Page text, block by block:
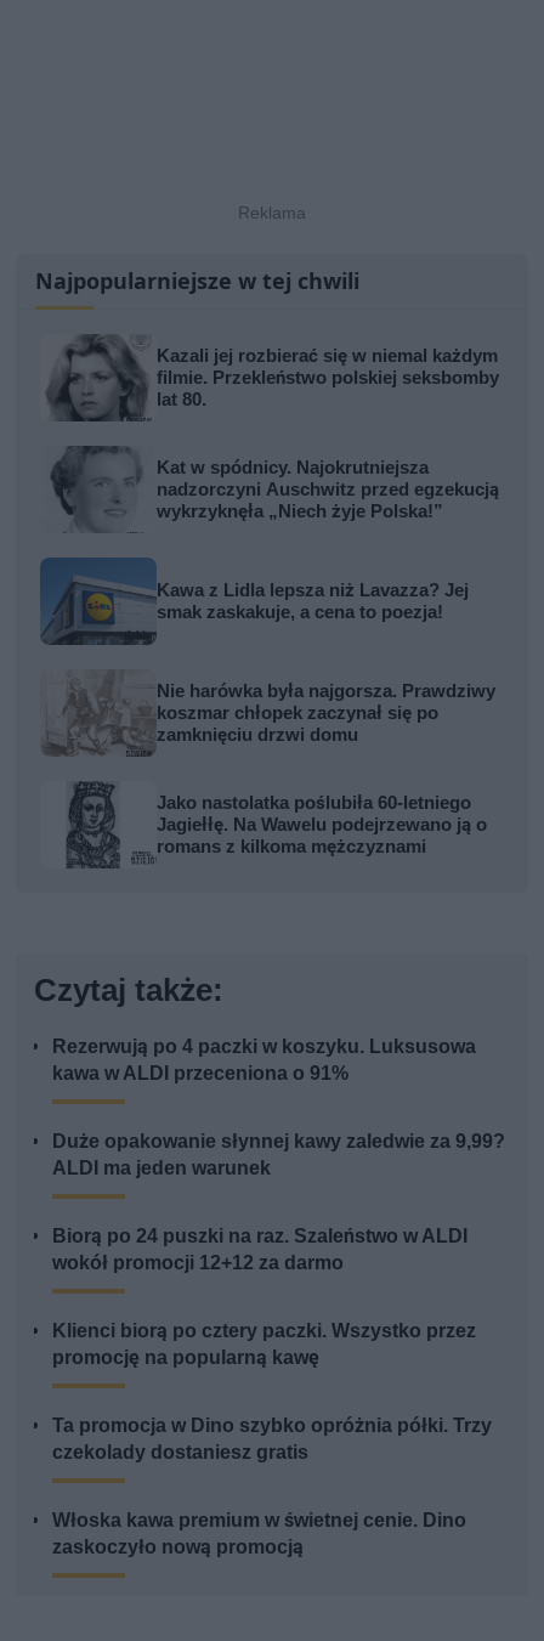
Najpopularniejsze w tej chwili
Kazali jej rozbierać się w niemal każdym
filmie. Przekleństwo polskiej seksbomby
lat 80.
Kat w spódnicy. Najokrutniejsza
nadzorczyni Auschwitz przed egzekucją
wykrzyknęła „Niech żyje Polska!”
Kawa z Lidla lepsza niż Lavazza? Jej
smak zaskakuje, a cena to poezja!
Nie harówka była najgorsza. Prawdziwy
koszmar chłopek zaczynał się po
zamknięciu drzwi domu
Jako nastolatka poślubiła 60-letniego
Jagiełłę. Na Wawelu podejrzewano ją o
romans z kilkoma mężczyznami
Czytaj także:
Rezerwują po 4 paczki w koszyku. Luksusowa
kawa w ALDI przeceniona o 91%
Duże opakowanie słynnej kawy zaledwie za 9,99?
ALDI ma jeden warunek
Biorą po 24 puszki na raz. Szaleństwo w ALDI
wokół promocji 12+12 za darmo
Klienci biorą po cztery paczki. Wszystko przez
promocję na popularną kawę
Ta promocja w Dino szybko opróżnia półki. Trzy
czekolady dostaniesz gratis
Włoska kawa premium w świetnej cenie. Dino
zaskoczyło nową promocją